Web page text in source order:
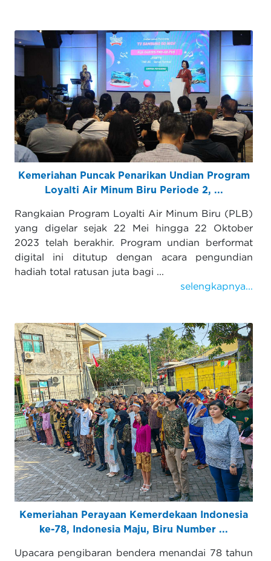
Kemeriahan Puncak Penarikan Undian Program
Loyalti Air Minum Biru Periode 2, ...
Rangkaian Program Loyalti Air Minum Biru (PLB)
yang digelar sejak 22 Mei hingga 22 Oktober
2023 telah berakhir. Program undian berformat
digital ini ditutup dengan acara pengundian
hadiah total ratusan juta bagi ...
selengkapnya...
Kemeriahan Perayaan Kemerdekaan Indonesia
ke-78, Indonesia Maju, Biru Number ...
Upacara pengibaran bendera menandai 78 tahun